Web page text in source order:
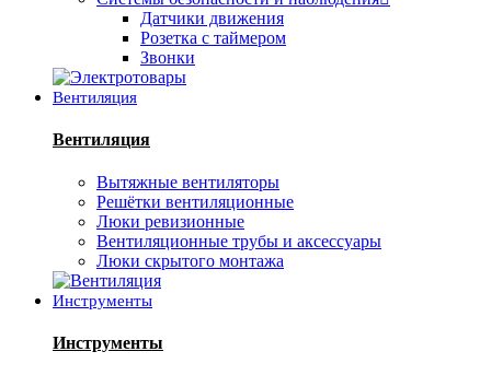
Датчики движения
Розетка с таймером
Звонки
Вентиляция
Вентиляция
Вытяжные вентиляторы
Решётки вентиляционные
Люки ревизионные
Вентиляционные трубы и аксессуары
Люки скрытого монтажа
Инструменты
Инструменты